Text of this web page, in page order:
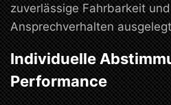
zuverlässige Fahrbarkeit
Ansprechverhalten
Individuelle
Performance